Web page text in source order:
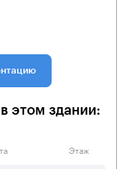
этом здании:
Этаж